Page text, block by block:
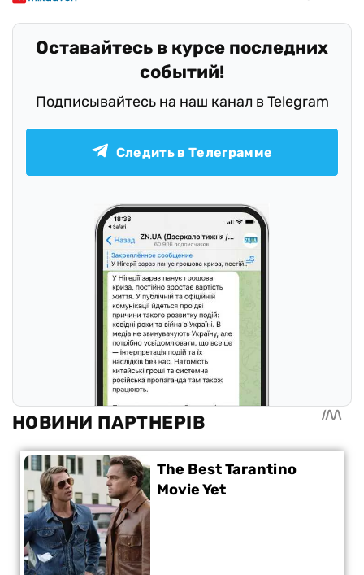
Оставайтесь в курсе последних
событий!
Подписывайтесь на наш канал в Telegram
Следить в Телеграмме